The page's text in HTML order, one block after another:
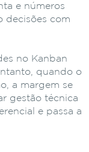
e números
decisões com
no Kanban
quando o
a margem se
gestão técnica
e passa a